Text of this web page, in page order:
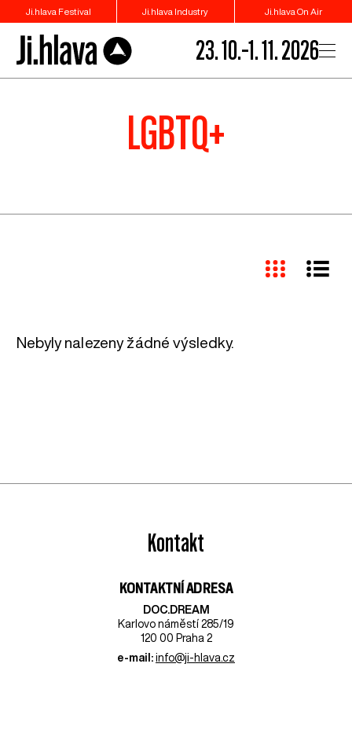
Ji.hlava Festival Ji.hlava Industry Ji.hlava On Air
23. 10.–1. 11. 2026
LGBTQ+
Nebyly nalezeny žádné výsledky.
Kontakt
KONTAKTNÍ ADRESA
DOC.DREAM​
Karlovo náměstí 285/19
120 00 Praha 2
e-mail: info@ji-hlava.cz